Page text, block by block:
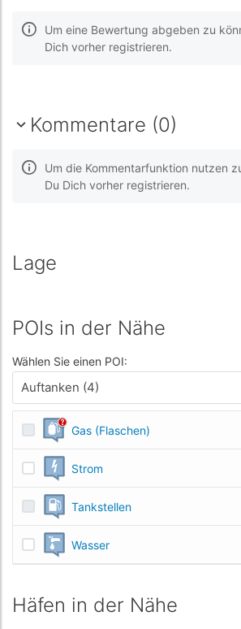
Um eine Bewertung abgeben zu
Dich vorher registrieren.
Kommentare (0)
Um die Kommentarfunktion nutzen
Du Dich vorher registrieren.
Lage
POIs in der Nähe
Wählen Sie einen POI:
Auftanken (4)
Gas (Flaschen)
Strom
Tankstellen
Wasser
Häfen in der Nähe